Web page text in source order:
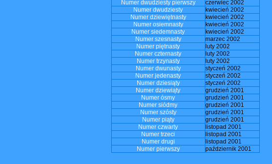
Numer dwudziesty pierwszy
czerwiec 2002
Numer dwudziesty
kwiecień 2002
Numer dziewiętnasty
kwiecień 2002
Numer osiemnasty
kwiecień 2002
Numer siedemnasty
kwiecień 2002
Numer szesnasty
marzec 2002
Numer piętnasty
luty 2002
Numer czternasty
luty 2002
Numer trzynasty
luty 2002
Numer dwunasty
styczeń 2002
Numer jedenasty
styczeń 2002
Numer dziesiąty
styczeń 2002
Numer dziewiąty
grudzień 2001
Numer ósmy
grudzień 2001
Numer siódmy
grudzień 2001
Numer szósty
grudzień 2001
Numer piąty
grudzień 2001
Numer czwarty
listopad 2001
Numer trzeci
listopad 2001
Numer drugi
listopad 2001
Numer pierwszy
październik 2001